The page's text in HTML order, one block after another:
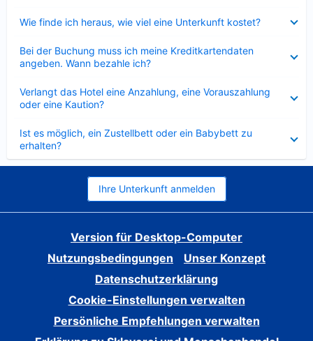
Wie finde ich heraus, wie viel eine Unterkunft kostet?
Bei der Buchung muss ich meine Kreditkartendaten
angeben. Wann bezahle ich?
Verlangt das Hotel eine Anzahlung, eine Vorauszahlung
oder eine Kaution?
Ist es möglich, ein Zustellbett oder ein Babybett zu
erhalten?
Ihre Unterkunft anmelden
Version für Desktop-Computer
Nutzungsbedingungen
Unser Konzept
Datenschutzerklärung
Cookie-Einstellungen verwalten
Persönliche Empfehlungen verwalten